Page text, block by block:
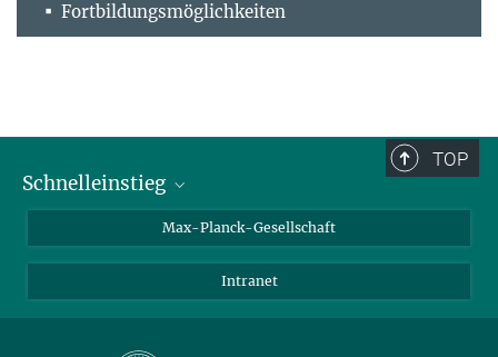
Fortbildungsmöglichkeiten
TOP
Schnelleinstieg
Ansprechpartner*innen
Kontakt / Anfahrt
Presse- und Öffentlichkeitsarbeit
Max-Planck-Gesellschaft
Intranet